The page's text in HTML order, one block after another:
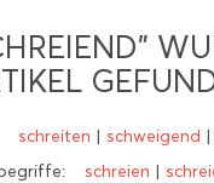
schreiten | schweigend |
schreien |